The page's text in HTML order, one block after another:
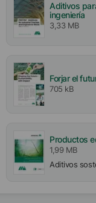
Aditivos
ingeniería
3,33 MB
Forjar el
705 kB
Productos
1,99 MB
Aditivos